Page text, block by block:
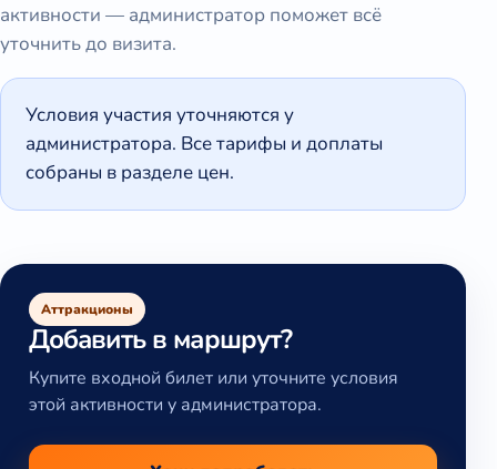
активности — администратор поможет всё
уточнить до визита.
Условия участия уточняются у
администратора. Все тарифы и доплаты
собраны в разделе цен.
Аттракционы
Добавить в маршрут?
Купите входной билет или уточните условия
этой активности у администратора.